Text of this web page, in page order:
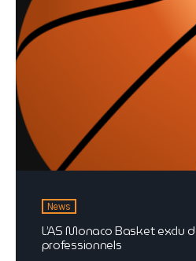
News
L’AS Monaco Basket exclu
professionnels